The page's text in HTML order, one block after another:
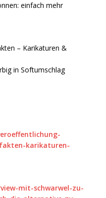
einfach mehr
– Karikaturen &
in Softumschlag
karikaturen-
mit-schwarwel-zu-